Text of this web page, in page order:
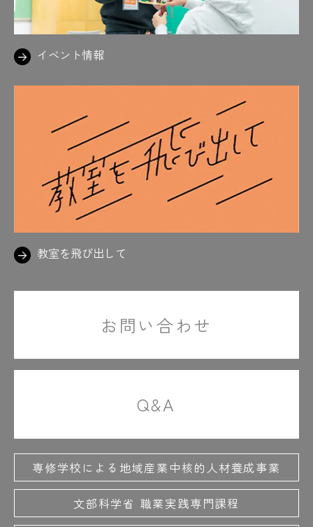
イベント情報
教室を飛び出して
お問い合わせ
Q&A
専修学校による地域産業中核的人材養成事業
文部科学省 職業実践専門課程